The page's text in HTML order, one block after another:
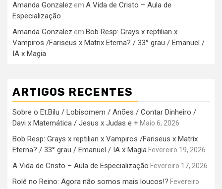
Amanda Gonzalez em A Vida de Cristo – Aula de
Especialização
Amanda Gonzalez em Bob Resp: Grays x reptilian x
Vampiros /Fariseus x Matrix Eterna? / 33° grau / Emanuel /
IA x Magia
ARTIGOS RECENTES
Sobre o Et.Bilu / Lobisomem / Anões / Contar Dinheiro /
Davi x Matemática / Jesus x Judas e + Maio 6, 2026
Bob Resp: Grays x reptilian x Vampiros /Fariseus x Matrix
Eterna? / 33° grau / Emanuel / IA x Magia Fevereiro 19, 2026
A Vida de Cristo – Aula de Especialização Fevereiro 17, 2026
Rolê no Reino: Agora não somos mais loucos!? Fevereiro